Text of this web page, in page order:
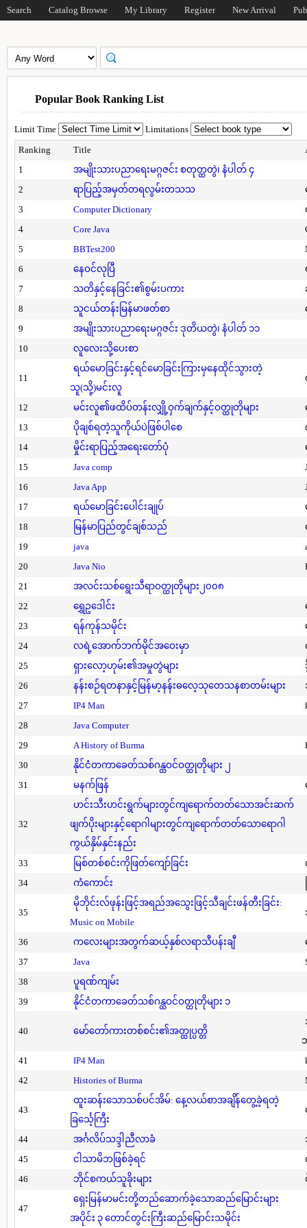
Search Catalog Browse My Library Register New Arrival
Popular Book Ranking List
Limit Time
Limitations
Ranking
Title
1
အမျိုးသားပညာရေးမဂ္ဂဇင်း စတုတ္ထတွဲ၊ နံပါတ် ၄
2
ရာပြည့်အမှတ်တရလွမ်းတသသ
3
Computer Dictionary
4
Core Java
5
BBTest200
6
နေဝင်လုပြီ
7
သတိနှင့်နေခြင်း၏စွမ်းပကား
8
သူငယ်တန်းမြန်မာဖတ်စာ
9
အမျိုးသားပညာရေးမဂ္ဂဇင်း ဒုတိယတွဲ၊ နံပါတ် ၁၁
10
လူလေးသို့ပေးစာ
11
ရယ်မောခြင်းနှင့်ရင်မောခြင်းကြားမှနေထိုင်သွားတဲ့
သူ(သို့)မင်းလူ
12 မင်းလူ၏ဖထိပ်တန်းလျှို့ဝှက်ချက်နှင့်ဝတ္ထုတိုများ
13
ပိုချစ်ရတဲ့သူကိုယ်ပဲဖြစ်ပါစေ
14
မှိုင်းရာပြည့်အရေးတော်ပုံ
15
Java comp
16
Java App
17
ရယ်မောခြင်းပေါင်းချုပ်
18
မြန်မာပြည်တွင်ချစ်သည်
19
java
20
Java Nio
21
အလင်းသစ်ရွေးသီရာဝတ္ထုတိုများ၂၀၀၈
22
ရွှေဥဒေါင်း
23
ရန်ကုန်သမိုင်း
24
လရဲ့အောက်ဘက်မိုင်အဝေးမှာ
25
ရှားလော့ဟုမ်း၏အမှုတွဲများ
26
နန်းစဉ်ရတနာနှင့်မြန်မာ့နန်းဓလေ့သုတေသနစာတမ်းများ
27
IP4 Man
28
Java Computer
29
A History of Burma
30
နိုင်ငံတကာခေတ်သစ်ဂန္ထဝင်ဝတ္ထုတိုများ ၂
31
မနက်ဖြန်
32
ဟင်းသီးဟင်းရွက်များတွင်ကျရောက်တတ်သောအင်းဆက်
ဖျက်ပိုးများနှင့်ရောဂါများတွင်ကျရောက်တတ်သောရောဂါ
ကွယ်နှိမ်နှင်းနည်း
33
မြစ်တစ်စင်းကိုဖြတ်ကျော်ခြင်း
34
ကံကောင်း
35
မိုဘိုင်းလ်ဖုန်းဖြင့်အရည်အသွေးဖြင့်သီချင်းဖန်တီးခြင်း:
Music on Mobile
36 ကလေးများအတွက်ဆယ့်နှစ်လရာသီပန်းချီ
37
Java
38
ပူရဏ်ကျမ်း
39
နိုင်ငံတကာခေတ်သစ်ဂန္ထဝင်ဝတ္ထုတိုများ ၁
40 မော်တော်ကားတစ်စင်း၏အတ္ထုပ္ပတ္တိ
41
IP4 Man
42
Histories of Burma
43
ထူးဆန်းသောသစ်ပင်အိမ်: နေ့လယ်စာအချိန်တွေ့ခဲ့ရတဲ့
ခြင်္သေ့ကြီး
44 အင်္ဂလိပ်သဒ္ဒါညီလာခံ
45
ငါသာမိဘဖြစ်ခဲ့ရင်
46
ဘိုင်စကယ်သူခိုးများ
47
ရှေးမြန်မာမင်းတို့တည်ဆောက်ခဲ့သောဆည်မြောင်းများ
အပိုင်း ၃ တောင်တွင်းကြီးဆည်မြောင်းသမိုင်း